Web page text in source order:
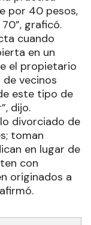
por 40 pesos,
graficó.
cuando
en un
el propietario
de vecinos
este tipo de
dijo.
divorciado de
toman
en lugar de
con
originados a